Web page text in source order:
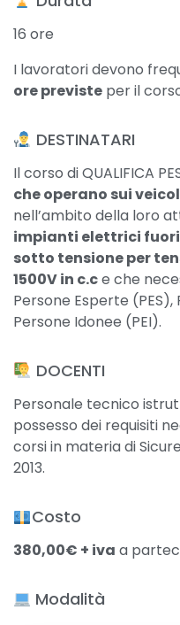
16 ore
I lavoratori devono
ore previste per il
​ DESTINATARI
Il corso di QUALIFICA
che operano sui
nell’ambito della loro
impianti elettrici
sotto tensione per
1500V in c.ce che
Persone Esperte
Persone Idonee (PEI).
​ DOCENTI
Personale tecnico
possesso dei requisiti
corsi in materia di
2013.
Costo
380,00€ + iva a
Modalità